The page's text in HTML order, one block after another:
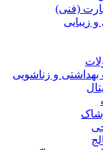
(فنی)
زیبایی
و زناشویی